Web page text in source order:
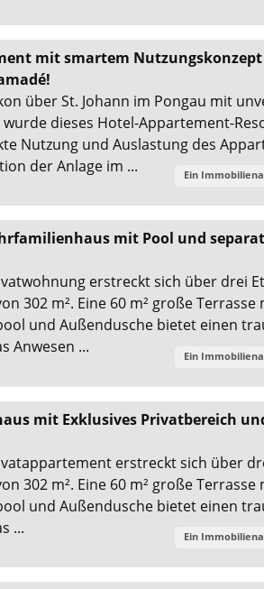
mit smartem
über St. Johann im Pongau mit
dieses Hotel-Appartement-
Nutzung und Auslastung des
der Anlage im ...
Ein
mit Pool und
erstreckt sich über drei
302 m². Eine 60 m² große Terrasse
und Außendusche bietet einen
Anwesen ...
Ein
mit Exklusives Privatbereich
erstreckt sich über
302 m². Eine 60 m² große Terrasse
und Außendusche bietet einen
...
Ein